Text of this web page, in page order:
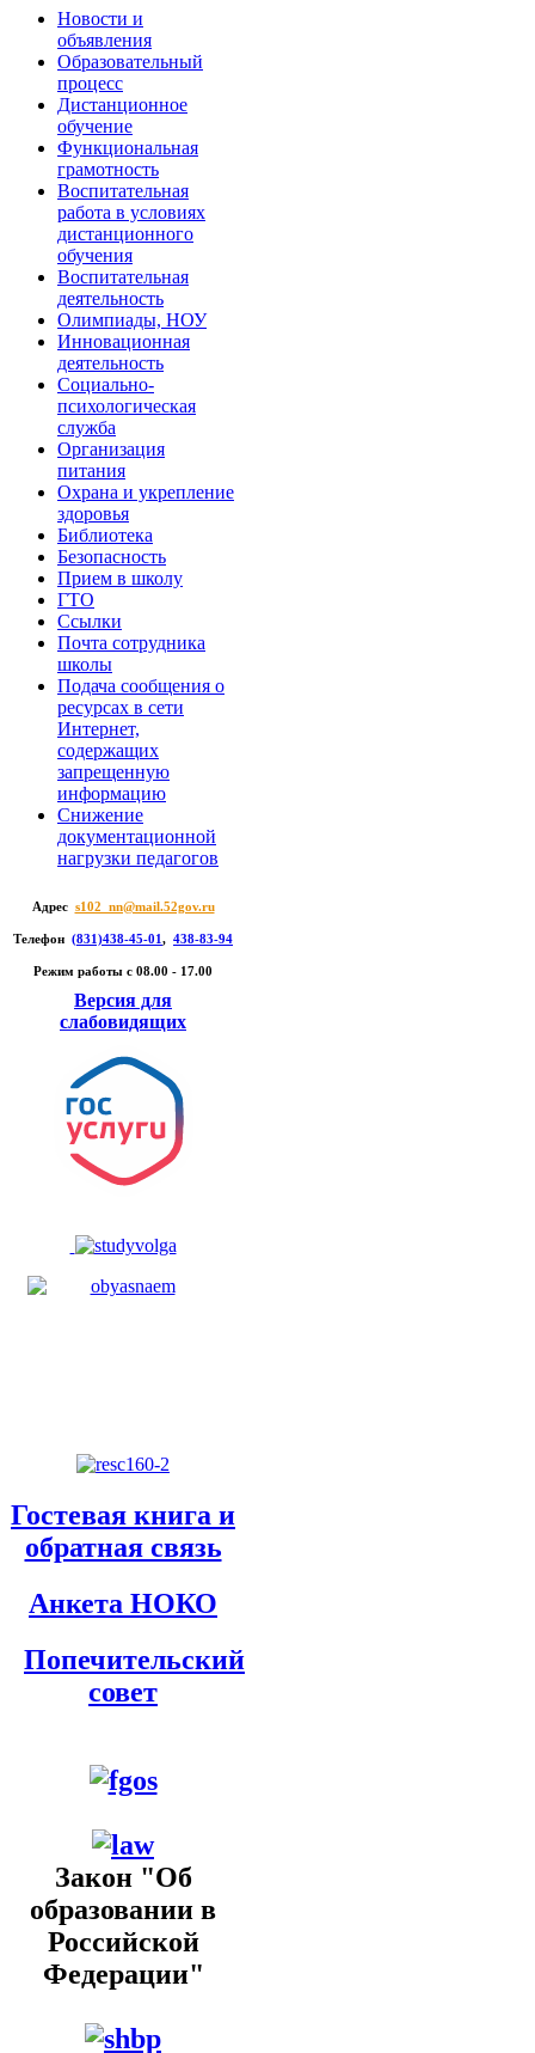
Новости и
объявления
Образовательный
процесс
Дистанционное
обучение
Функциональная
грамотность
Воспитательная
работа в условиях
дистанционного
обучения
Воспитательная
деятельность
Олимпиады, НОУ
Инновационная
деятельность
Социально-
психологическая
служба
Организация
питания
Охрана и укрепление
здоровья
Библиотека
Безопасность
Прием в школу
ГТО
Ссылки
Почта сотрудника
школы
Подача сообщения о
ресурсах в сети
Интернет,
содержащих
запрещенную
информацию
Снижение
документационной
нагрузки педагогов
Адрес s102_nn@mail.52gov.ru
Телефон (831)438-45-01 , 438-83-94
Режим работы c 08.00 - 17.00
Версия для
слабовидящих
Гостевая книга и
обратная связь
Анкета НОКО
Попечительский
совет
Закон "Об
образовании в
Российской
Федерации"